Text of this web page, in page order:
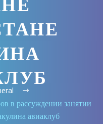
в рассуждении занятии
авиаклуб